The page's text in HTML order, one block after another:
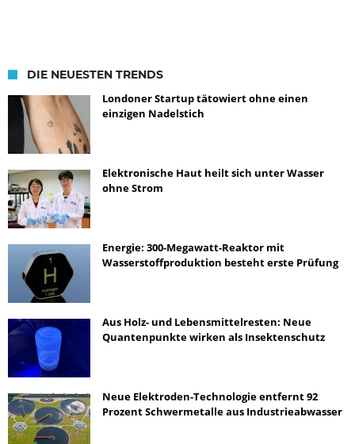
DIE NEUESTEN TRENDS
Londoner Startup tätowiert ohne einen
einzigen Nadelstich
Elektronische Haut heilt sich unter Wasser
ohne Strom
Energie: 300-Megawatt-Reaktor mit
Wasserstoffproduktion besteht erste Prüfung
Aus Holz- und Lebensmittelresten: Neue
Quantenpunkte wirken als Insektenschutz
Neue Elektroden-Technologie entfernt 92
Prozent Schwermetalle aus Industrieabwasser